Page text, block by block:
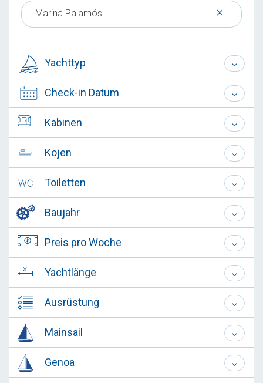
×
Marina Palamós
Yachttyp
Check-in Datum
Kabinen
Kojen
Toiletten
Baujahr
Preis pro Woche
Yachtlänge
Ausrüstung
Mainsail
Genoa